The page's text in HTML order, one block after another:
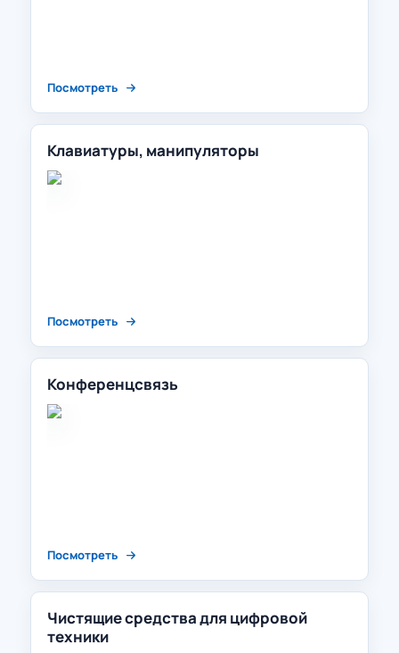
Посмотреть
Клавиатуры, манипуляторы
Посмотреть
Конференцсвязь
Посмотреть
Чистящие средства для цифровой
техники